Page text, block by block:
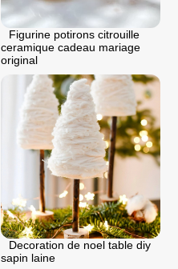
Figurine potirons citrouille
ceramique cadeau mariage
original
Decoration de noel table diy
sapin laine